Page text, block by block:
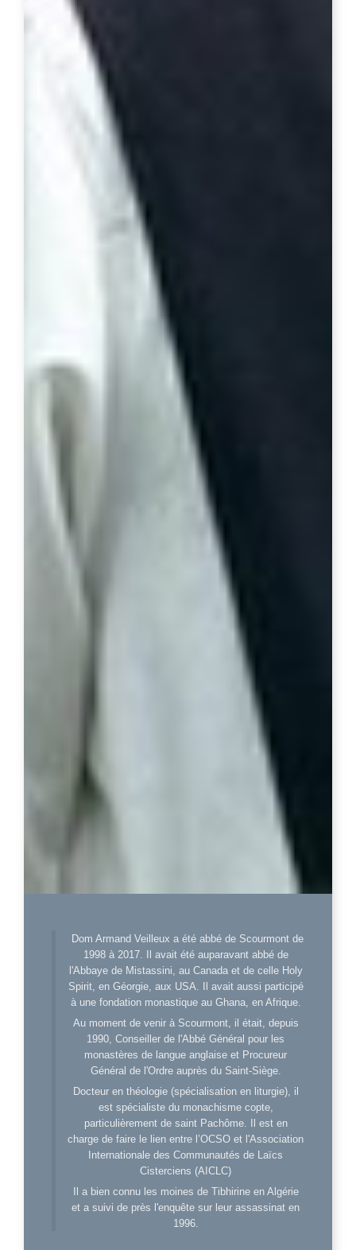
Dom Armand Veilleux a été abbé de Scourmont de
1998 à 2017. Il avait été auparavant abbé de
l'Abbaye de Mistassini, au Canada et de celle Holy
Spirit, en Géorgie, aux USA. Il avait aussi participé
à une fondation monastique au Ghana, en Afrique.
Au moment de venir à Scourmont, il était, depuis
1990, Conseiller de l'Abbé Général pour les
monastères de langue anglaise et Procureur
Général de l'Ordre auprès du Saint-Siège.
Docteur en théologie (spécialisation en liturgie), il
est spécialiste du monachisme copte,
particulièrement de saint Pachôme. Il est en
charge de faire le lien entre l’OCSO et l'Association
Internationale des Communautés de Laïcs
Cisterciens (AICLC)
Il a bien connu les moines de Tibhirine en Algérie
et a suivi de près l'enquête sur leur assassinat en
1996.